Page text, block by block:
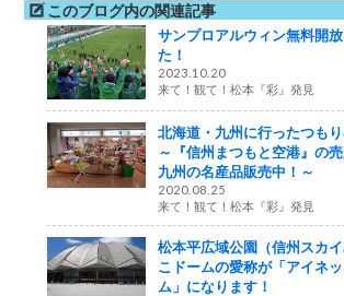
このブログ内の関連記事
サンプロアルウィン無料開
た！
2023.10.20
来て！観て！松本『彩』発見
北海道・九州に行ったつも
～『信州まつもと空港』の
九州の名産品販売中！～
2020.08.25
来て！観て！松本『彩』発見
松本平広域公園（信州スカ
こドームの愛称が「アイネ
ム」になります！